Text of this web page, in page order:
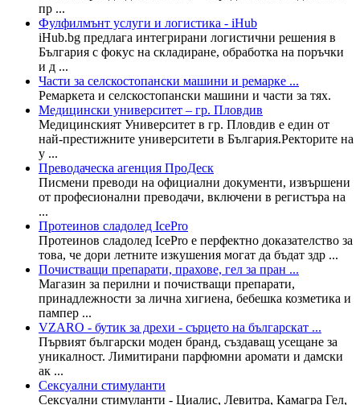
пр ...
Фулфилмънт услуги и логистика - iHub
iHub.bg предлага интегрирани логистични решения в
България с фокус на складиране, обработка на поръчки
и д ...
Части за селскостопански машини и ремарке ...
Ремаркета и селскостопански машини и части за тях.
Медицински университет – гр. Пловдив
Медицинският Университет в гр. Пловдив е един от
най-престижните университети в България.Ректорите на
у ...
Преводаческа агенция ПроДеск
Писмени преводи на официални документи, извършени
от професионални преводачи, включени в регистъра на
...
Протеинов сладолед IcePro
Протеинов сладолед IcePro е перфектно доказателство за
това, че дори летните изкушения могат да бъдат здр ...
Почистващи препарати, прахове, гел за пран ...
Магазин за перилни и почистващи препарати,
принадлежности за лична хигиена, бебешка козметика и
пампер ...
VZARO - бутик за дрехи - сърцето на българскат ...
Първият български моден бранд, създаващ усещане за
уникалност. Лимитирани парфюмни аромати и дамски
ак ...
Сексуални стимуланти
Сексуални стимуланти - Циалис, Левитра, Камагра Гел,